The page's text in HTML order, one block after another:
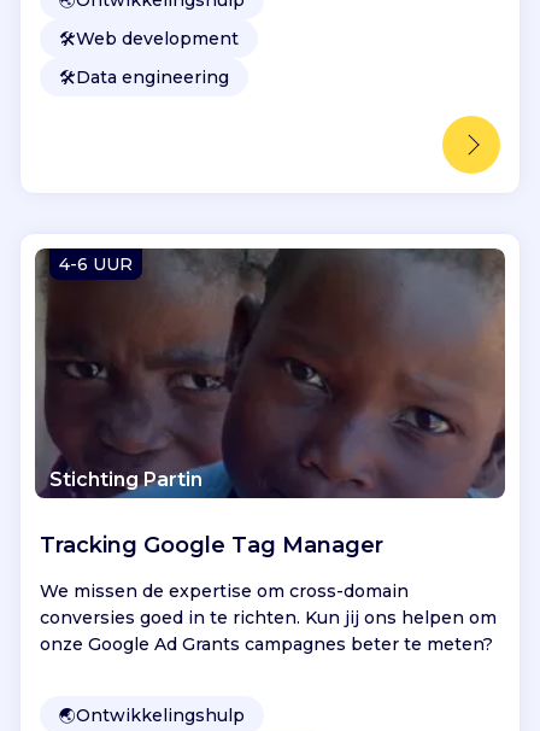
🛠️Web development
🛠️Data engineering
4-6 UUR
Stichting Partin
Tracking Google Tag Manager
We missen de expertise om cross-domain
conversies goed in te richten. Kun jij ons helpen om
onze Google Ad Grants campagnes beter te meten?
🌏Ontwikkelingshulp